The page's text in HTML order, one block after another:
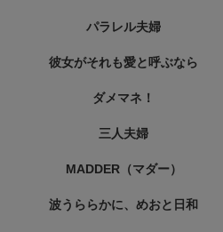
パラレル夫婦
彼女がそれも愛と呼ぶなら
ダメマネ！
三人夫婦
MADDER（マダー）
波うららかに、めおと日和